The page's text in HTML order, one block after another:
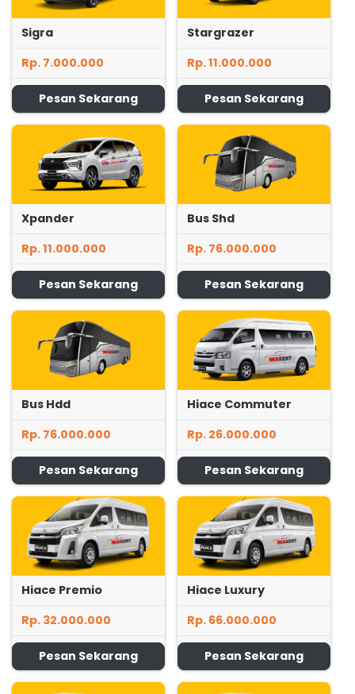
Sigra
Rp. 7.000.000
Pesan Sekarang
Stargrazer
Rp. 11.000.000
Pesan Sekarang
Xpander
Rp. 11.000.000
Pesan Sekarang
Bus Shd
Rp. 76.000.000
Pesan Sekarang
Bus Hdd
Rp. 76.000.000
Pesan Sekarang
Hiace Commuter
Rp. 26.000.000
Pesan Sekarang
Hiace Premio
Rp. 32.000.000
Pesan Sekarang
Hiace Luxury
Rp. 66.000.000
Pesan Sekarang